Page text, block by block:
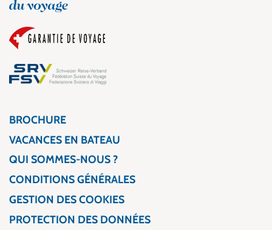
BROCHURE
VACANCES EN BATEAU
QUI SOMMES-NOUS ?
CONDITIONS GÉNÉRALES
GESTION DES COOKIES
PROTECTION DES DONNÉES